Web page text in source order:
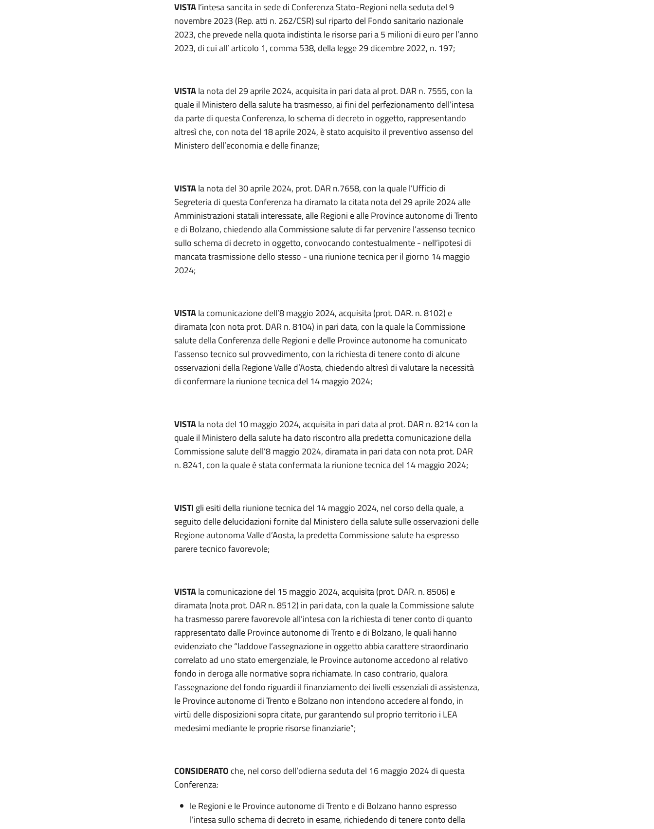
VISTAl’intesa sancita in sede di Conferenza Stato-Regioni nella seduta del 9
novembre 2023 (Rep. atti n. 262/CSR) sul riparto del Fondo sanitario nazionale
2023, che prevede nella quota indistinta le risorse pari a 5 milioni di euro per l’anno
2023, di cui all’ articolo 1, comma 538, della legge 29 dicembre 2022, n. 197;
VISTAla nota del 29 aprile 2024, acquisita in pari data al prot. DAR n. 7555, con la
quale il Ministero della salute ha trasmesso, ai fini del perfezionamento dell’intesa
da parte di questa Conferenza, lo schema di decreto in oggetto, rappresentando
altresì che, con nota del 18 aprile 2024, è stato acquisito il preventivo assenso del
Ministero dell’economia e delle finanze;
VISTAla nota del 30 aprile 2024, prot. DAR n.7658, con la quale l’Ufficio di
Segreteria di questa Conferenza ha diramato la citata nota del 29 aprile 2024 alle
Amministrazioni statali interessate, alle Regioni e alle Province autonome di Trento
e di Bolzano, chiedendo alla Commissione salute di far pervenire l’assenso tecnico
sullo schema di decreto in oggetto, convocando contestualmente - nell’ipotesi di
mancata trasmissione dello stesso - una riunione tecnica per il giorno 14 maggio
2024;
VISTAla comunicazione dell’8 maggio 2024, acquisita (prot. DAR. n. 8102) e
diramata (con nota prot. DAR n. 8104) in pari data, con la quale la Commissione
salute della Conferenza delle Regioni e delle Province autonome ha comunicato
l’assenso tecnico sul provvedimento, con la richiesta di tenere conto di alcune
osservazioni della Regione Valle d’Aosta, chiedendo altresì di valutare la necessità
di confermare la riunione tecnica del 14 maggio 2024;
VISTAla nota del 10 maggio 2024, acquisita in pari data al prot. DAR n. 8214 con la
quale il Ministero della salute ha dato riscontro alla predetta comunicazione della
Commissione salute dell’8 maggio 2024, diramata in pari data con nota prot. DAR
n. 8241, con la quale è stata confermata la riunione tecnica del 14 maggio 2024;
VISTI gli esiti della riunione tecnica del 14 maggio 2024, nel corso della quale, a
seguito delle delucidazioni fornite dal Ministero della salute sulle osservazioni delle
Regione autonoma Valle d’Aosta, la predetta Commissione salute ha espresso
parere tecnico favorevole;
VISTAla comunicazione del 15 maggio 2024, acquisita (prot. DAR. n. 8506) e
diramata (nota prot. DAR n. 8512) in pari data, con la quale la Commissione salute
ha trasmesso parere favorevole all’intesa con la richiesta di tener conto di quanto
rappresentato dalle Province autonome di Trento e di Bolzano, le quali hanno
evidenziato che “laddove l’assegnazione in oggetto abbia carattere straordinario
correlato ad uno stato emergenziale, le Province autonome accedono al relativo
fondo in deroga alle normative sopra richiamate. In caso contrario, qualora
l’assegnazione del fondo riguardi il finanziamento dei livelli essenziali di assistenza,
le Province autonome di Trento e Bolzano non intendono accedere al fondo, in
virtù delle disposizioni sopra citate, pur garantendo sul proprio territorio i LEA
medesimi mediante le proprie risorse finanziarie”;
CONSIDERATO che, nel corso dell’odierna seduta del 16 maggio 2024 di questa
Conferenza:
le Regioni e le Province autonome di Trento e di Bolzano hanno espresso
l’intesa sullo schema di decreto in esame, richiedendo di tenere conto della